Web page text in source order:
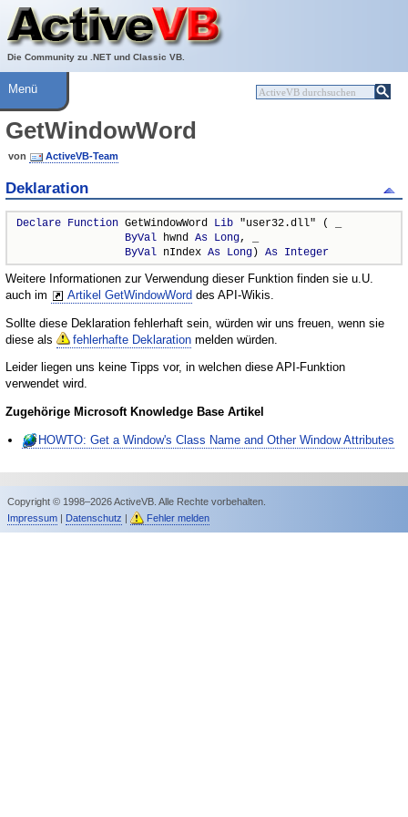
Die Community zu .NET und Classic VB.
Über ActiveVB
Hilfe
Menü
GetWindowWord
von ActiveVB-Team
Deklaration
Declare Function GetWindowWord Lib "user32.dll" ( _
ByVal hwnd As Long, _
ByVal nIndex As Long) As Integer
Weitere Informationen zur Verwendung dieser Funktion finden sie u.U.
auch im
Artikel GetWindowWord des API-Wikis.
Sollte diese Deklaration fehlerhaft sein, würden wir uns freuen, wenn sie
diese als
fehlerhafte Deklaration melden würden.
Leider liegen uns keine Tipps vor, in welchen diese API-Funktion
verwendet wird.
Zugehörige Microsoft Knowledge Base Artikel
HOWTO: Get a Window's Class Name and Other Window Attributes
Copyright © 1998–2026 ActiveVB. Alle Rechte vorbehalten.
Impressum| Datenschutz | Fehler melden